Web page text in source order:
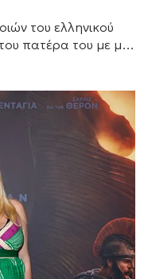
του ελληνικού
πατέρα του με μια